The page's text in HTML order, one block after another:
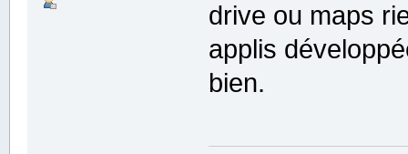
drive ou maps
applis
bien.